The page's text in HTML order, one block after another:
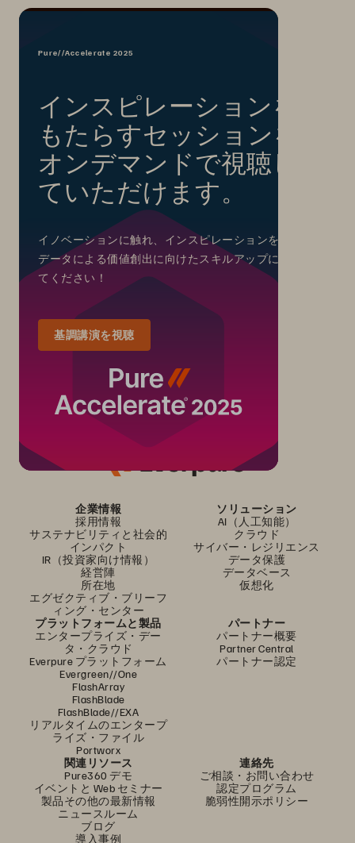
Pure//Accelerate 2025
インスピレーションを
もたらすセッションを
オンデマンドで視聴し
ていただけます。
イノベーションに触れ、インスピレーションを得て、
データによる価値創出に向けたスキルアップにお役立
てください！
基調講演を視聴
企業情報
採用情報
サステナビリティと社会的
インパクト
IR（投資家向け情報）
経営陣
所在地
エグゼクティブ・ブリーフ
ィング・センター
ソリューション
AI（人工知能）
クラウド
サイバー・レジリエンス
データ保護
データベース
仮想化
プラットフォームと製品
エンタープライズ・デー
タ・クラウド
Everpure プラットフォーム
Evergreen//One
FlashArray
FlashBlade
FlashBlade//EXA
リアルタイムのエンタープ
ライズ・ファイル
Portworx
パートナー
パートナー概要
Partner Central
パートナー認定
関連リソース
Pure360 デモ
イベントと Web セミナー
製品その他の最新情報
ニュースルーム
ブログ
導入事例
連絡先
ご相談・お問い合わせ
認定プログラム
脆弱性開示ポリシー